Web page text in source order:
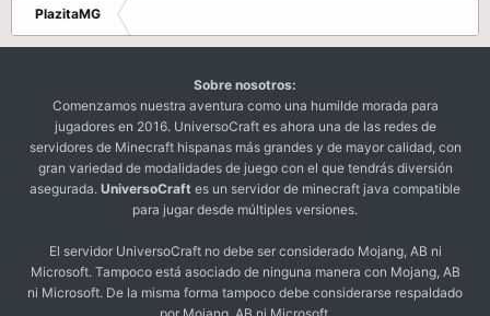
PlazitaMG
Sobre nosotros:
Comenzamos nuestra aventura como una humilde morada para
jugadores en 2016. UniversoCraft es ahora una de las redes de
servidores de Minecraft hispanas más grandes y de mayor calidad, con
gran variedad de modalidades de juego con el que tendrás diversión
asegurada. UniversoCraft es un servidor de minecraft java compatible
para jugar desde múltiples versiones.
El servidor UniversoCraft no debe ser considerado Mojang, AB ni
Microsoft. Tampoco está asociado de ninguna manera con Mojang, AB
ni Microsoft. De la misma forma tampoco debe considerarse respaldado